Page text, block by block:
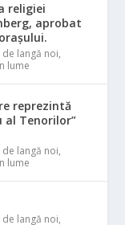
religiei
aprobat
de langă noi,
lume
reprezintă
al Tenorilor”
de langă noi,
lume
de langă noi,